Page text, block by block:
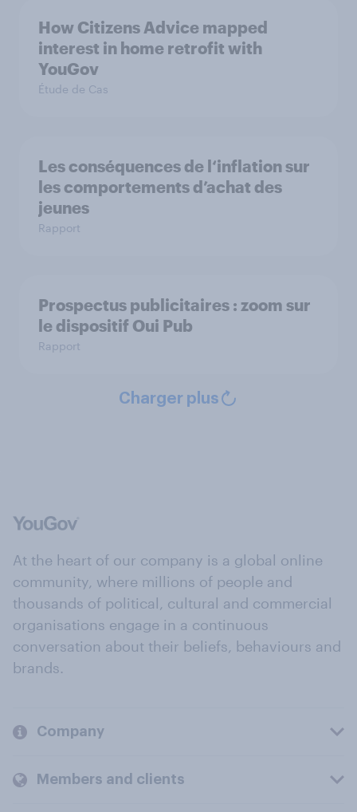
How Citizens Advice mapped
interest in home retrofit with
YouGov
Étude de Cas
Les conséquences de l‘inflation sur
les comportements d’achat des
jeunes
Rapport
Prospectus publicitaires : zoom sur
le dispositif Oui Pub
Rapport
Charger plus
At the heart of our company is a global online
community, where millions of people and
thousands of political, cultural and commercial
organisations engage in a continuous
conversation about their beliefs, behaviours and
brands.
Company
Members and clients